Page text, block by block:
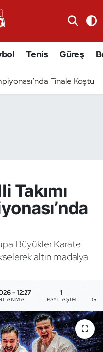
Tenis Güreş
Finale Koştu
Takımı
Büyükler Karate
altın madalya
- 12:27 1
PAYLAŞIM